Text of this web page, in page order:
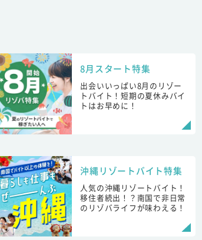
8月スタート特集
出会いいっぱい8月のリゾー
トバイト！短期の夏休みバイ
トはお早めに！
沖縄リゾートバイト特集
人気の沖縄リゾートバイト！
移住者続出！？南国で非日常
のリゾバライフが味わえる！